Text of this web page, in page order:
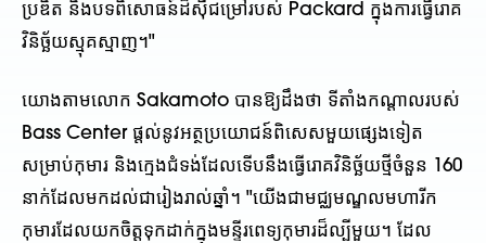
ប្រឌិត និងបទពិសោធន៍ដ៏ស៊ីជម្រៅរបស់ Packard ក្នុងការធ្វើរោគ
វិនិច្ឆ័យស្មុគស្មាញ។"
យោងតាមលោក Sakamoto បានឱ្យដឹងថា ទីតាំងកណ្តាលរបស់
Bass Center ផ្តល់នូវអត្ថប្រយោជន៍ពិសេសមួយផ្សេងទៀត
សម្រាប់កុមារ និងក្មេងជំទង់ដែលទើបនឹងធ្វើរោគវិនិច្ឆ័យថ្មីចំនួន 160
នាក់ដែលមកដល់ជារៀងរាល់ឆ្នាំ។ "យើងជាមជ្ឈមណ្ឌលមហារីក
កុមារដែលយកចិត្តទុកដាក់ក្នុងមន្ទីរពេទ្យកុមារដ៏ល្បីមួយ។ ដែល